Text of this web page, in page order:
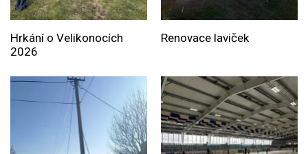
Hrkání o Velikonocích
2026
Renovace laviček